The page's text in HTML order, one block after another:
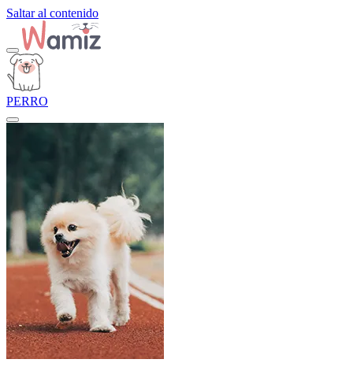
Saltar al contenido
PERRO